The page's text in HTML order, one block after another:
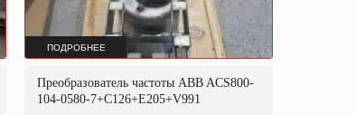
ПОДРОБНЕЕ
Преобразователь частоты ABB ACS800-
104-0580-7+C126+E205+V991